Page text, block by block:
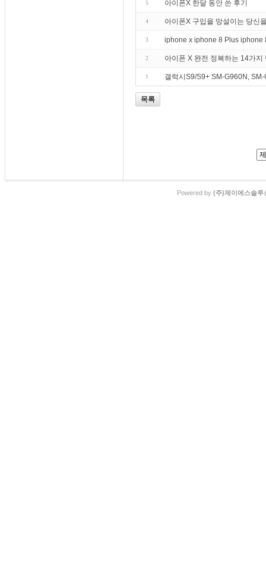
5 아이폰X 한달 동안 쓴 후기
4 아이폰X 구입을 망설이는 당신
3 iphone x iphone 8 Plus iphone
2 아이폰 X 완전 정복하는 14가
1 갤럭시S9/S9+ SM-G960N,
목록
Powered by (주)제이에스솔루